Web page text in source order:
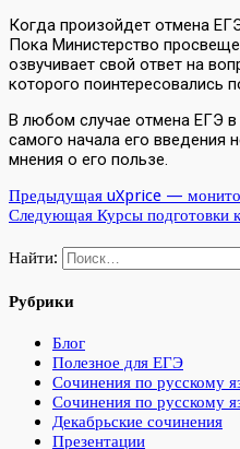
Когда произойдет отмена
Пока Министерство
озвучивает свой ответ на
которого поинтересовались
В любом случае отмена ЕГЭ
самого начала его введения
мнения о его пользе.
Предыдущая uXprice —
Следующая Курсы подготовки
Найти:
Рубрики
Блог
Полезное для ЕГЭ
Сочинения по русскому
Сочинения по русскому
Декабрьские сочинения
Презентации